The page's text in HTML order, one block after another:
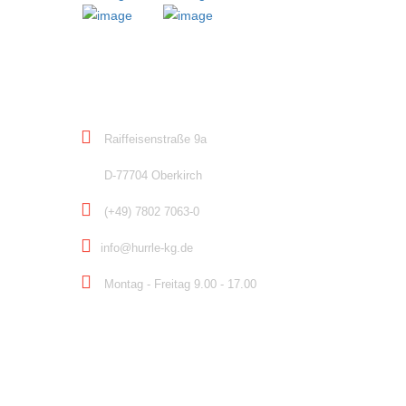
Raiffeisenstraße 9a
D-77704 Oberkirch
(+49) 7802 7063-0
info@hurrle-kg.de
Montag - Freitag 9.00 - 17.00